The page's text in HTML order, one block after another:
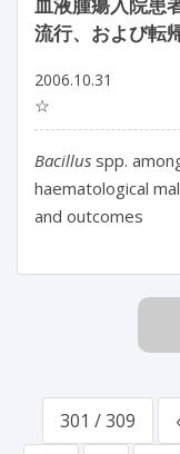
流行、および転
2006.10.31
☆
Bacillus spp.
haematological
and outcomes
301 / 309